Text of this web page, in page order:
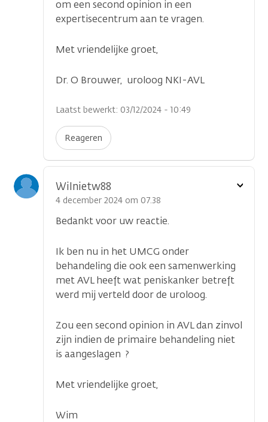
om een second opinion in een
expertisecentrum aan te vragen.
Met vriendelijke groet,
Dr. O Brouwer, uroloog NKI-AVL
Laatst bewerkt: 03/12/2024 - 10:49
Reageren
Wilnietw88
4 december 2024 om 07.38
Bedankt voor uw reactie.
Ik ben nu in het UMCG onder
behandeling die ook een samenwerking
met AVL heeft wat peniskanker betreft
werd mij verteld door de uroloog.
Zou een second opinion in AVL dan zinvol
zijn indien de primaire behandeling niet
is aangeslagen ?
Met vriendelijke groet,
Wim
Toon